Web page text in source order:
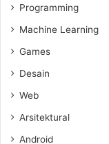
Programming
Machine Learning
Games
Desain
Web
Arsitektural
Android